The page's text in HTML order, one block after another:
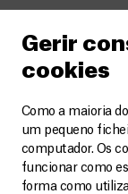
Gerir
cookies
Como a maioria
um pequeno
computador. Os
funcionar como
forma como